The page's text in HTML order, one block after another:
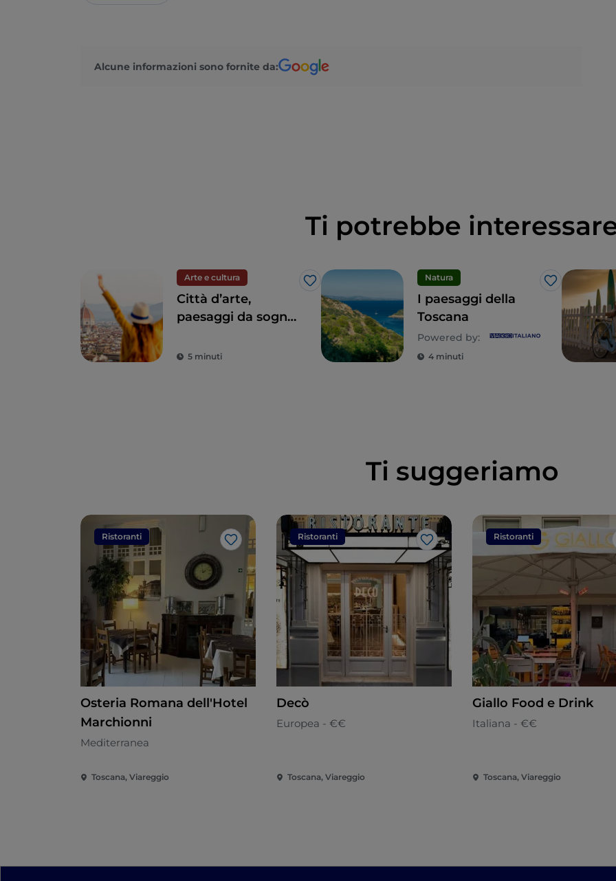
Alcune informazioni sono fornite da:
Ti potrebbe
Arte e cultura
Like
Città d’arte,
paesaggi da sogno
Toscana è il sogno
5 minuti
Natura
Like
I paesaggi della
Toscana
Powered by:
4 minuti
Ti suggeriamo
Ristoranti
Like
Osteria Romana dell'Hotel
Marchionni
Mediterranea
Toscana, Viareggio
Ristoranti
Like
Decò
Europea - €€
Toscana, Viareggio
Ristoranti
Giallo Food e Drink
Italiana - €€
Toscana, Viareggio